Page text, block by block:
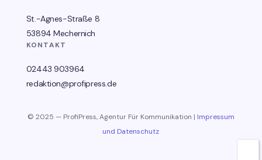
St.-Agnes-Straße 8
53894 Mechernich
KONTAKT
02443 903964
redaktion@profipress.de
© 2025 — ProfiPress, Agentur Für Kommunikation | Impressum
und Datenschutz